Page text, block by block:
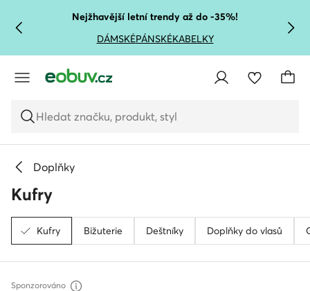
PŘEJÍT NA HLAVNÍ OBSAH
PŘEJÍT NA VYHLEDÁVÁNÍ
Nejžhavější letní trendy až do -35%!
DÁMSKÉPÁNSKÉKABELKY
Hledat značku, produkt, styl
Doplňky
Kufry
Kufry Bižuterie Deštníky Doplňky do vlasů
Sponzorováno